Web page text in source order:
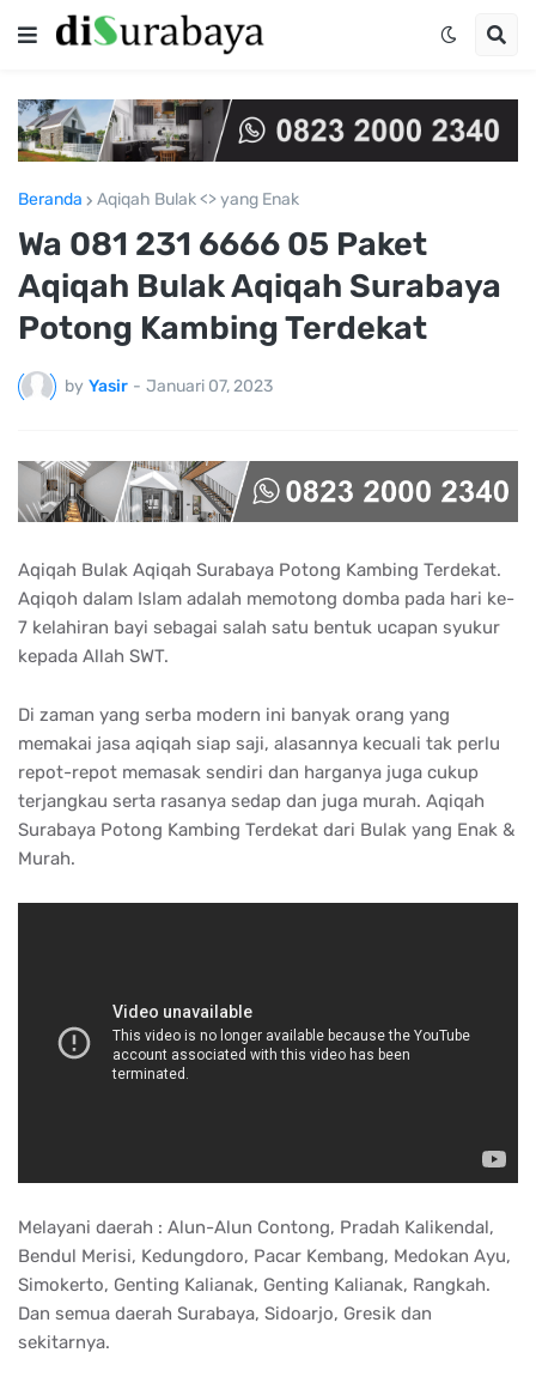
Beranda Aqiqah Bulak <> yang Enak
Wa 081 231 6666 05 Paket
Aqiqah Bulak Aqiqah Surabaya
Potong Kambing Terdekat
by Yasir - Januari 07, 2023
Aqiqah Bulak Aqiqah Surabaya Potong Kambing Terdekat.
Aqiqoh dalam Islam adalah memotong domba pada hari ke-
7 kelahiran bayi sebagai salah satu bentuk ucapan syukur
kepada Allah SWT.
Di zaman yang serba modern ini banyak orang yang
memakai jasa aqiqah siap saji, alasannya kecuali tak perlu
repot-repot memasak sendiri dan harganya juga cukup
terjangkau serta rasanya sedap dan juga murah. Aqiqah
Surabaya Potong Kambing Terdekat dari Bulak yang Enak &
Murah.
Melayani daerah : Alun-Alun Contong, Pradah Kalikendal,
Bendul Merisi, Kedungdoro, Pacar Kembang, Medokan Ayu,
Simokerto, Genting Kalianak, Genting Kalianak, Rangkah.
Dan semua daerah Surabaya, Sidoarjo, Gresik dan
sekitarnya.